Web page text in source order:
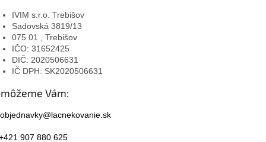
IVIM s.r.o. Trebišov
Sadovská 3819/13
075 01 , Trebišov
IČO: 31652425
DIČ: 2020506631
IČ DPH: SK2020506631
Vám:
objednavky@lacnekovanie.sk
907 880 625